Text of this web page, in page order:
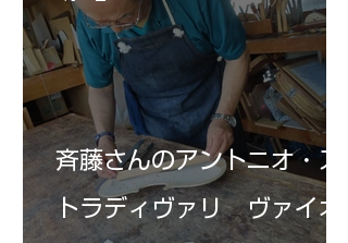
斉藤さんのアントニオ・ス
トラディヴァリ ヴァイオ